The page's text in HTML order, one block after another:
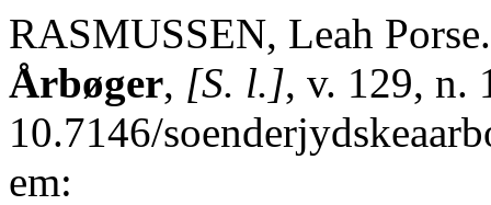
RASMUSSEN, Leah
Årbøger, [S. l.], v. 129, n.
10.7146/
em: